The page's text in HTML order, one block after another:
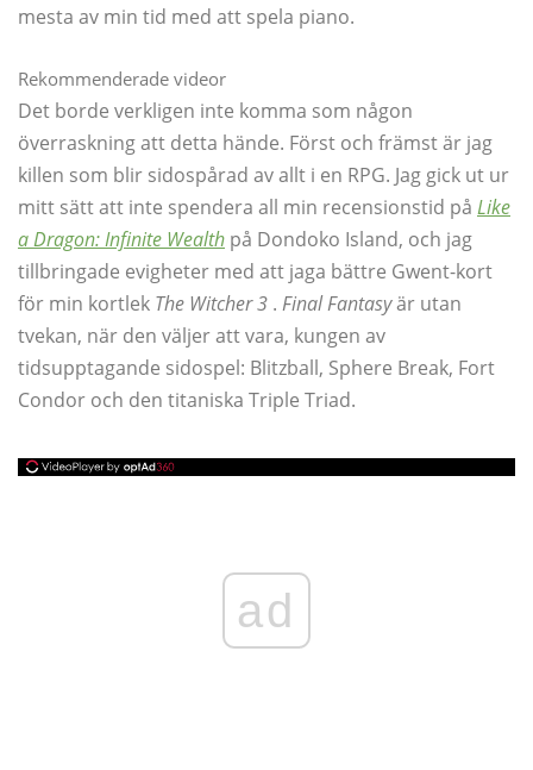
mesta av min tid med att spela piano.
Rekommenderade videor
Det borde verkligen inte komma som någon
överraskning att detta hände. Först och främst är jag
killen som blir sidospårad av allt i en RPG. Jag gick ut ur
mitt sätt att inte spendera all min recensionstid på Like
a Dragon: Infinite Wealth på Dondoko Island, och jag
tillbringade evigheter med att jaga bättre Gwent-kort
för min kortlek The Witcher 3 . Final Fantasyär utan
tvekan, när den väljer att vara, kungen av
tidsupptagande sidospel: Blitzball, Sphere Break, Fort
Condor och den titaniska Triple Triad.
ad